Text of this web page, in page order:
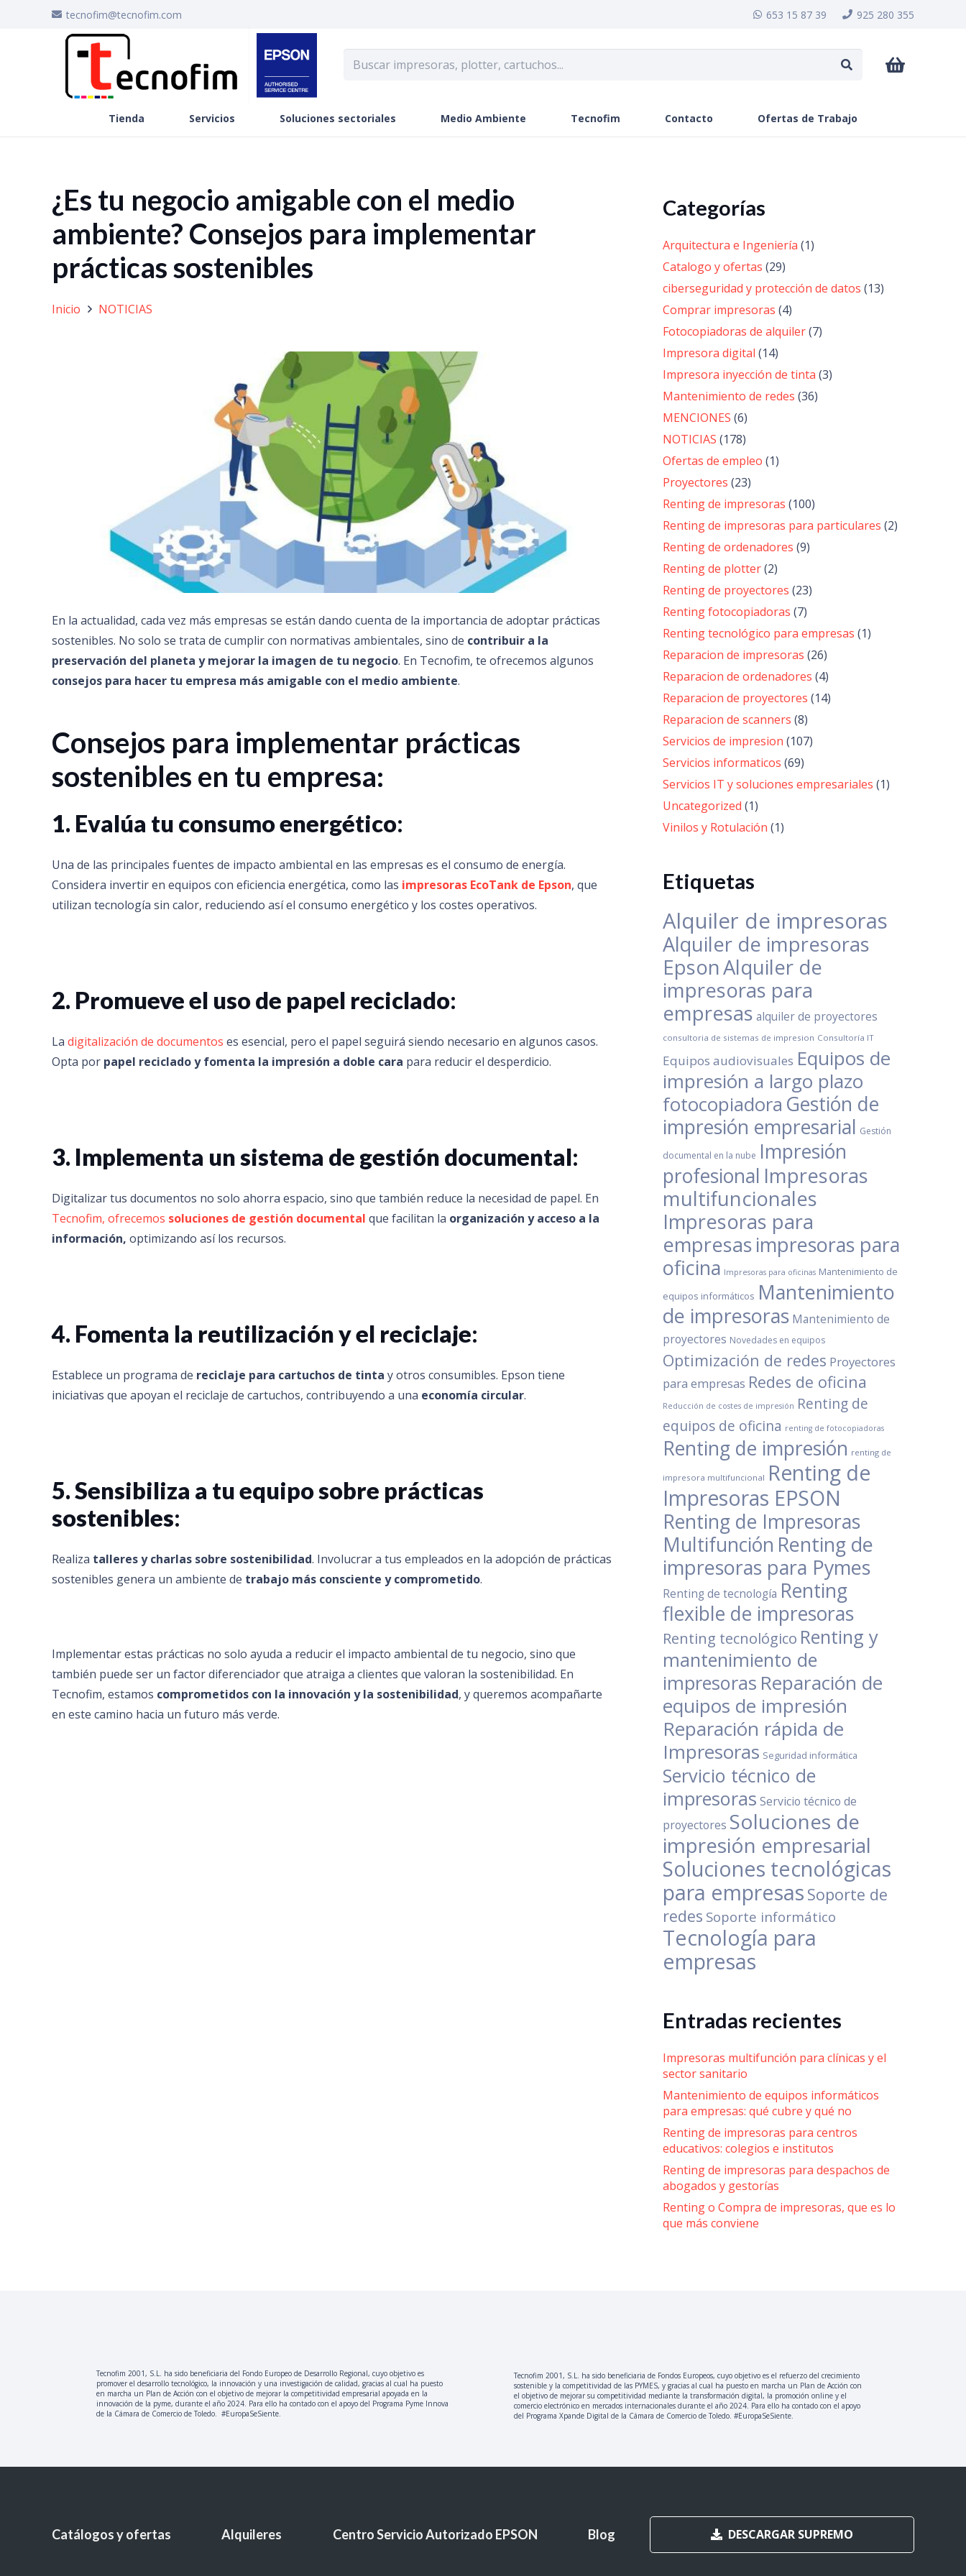
tecnofim@tecnofim.com 653 15 87 39 925 280 355
Tienda Servicios Soluciones sectoriales Medio Ambiente Tecnofim Contacto Ofertas de Trabajo
¿Es tu negocio amigable con el medio
ambiente? Consejos para implementar
prácticas sostenibles
Inicio NOTICIAS
En la actualidad, cada vez más empresas se están dando cuenta de la importancia de adoptar prácticas
sostenibles. No solo se trata de cumplir con normativas ambientales, sino de contribuir a la
preservación del planeta y mejorar la imagen de tu negocio. En Tecnofim, te ofrecemos algunos
consejos para hacer tu empresa más amigable con el medio ambiente.
Consejos para implementar prácticas
sostenibles en tu empresa:
1. Evalúa tu consumo energético:
Una de las principales fuentes de impacto ambiental en las empresas es el consumo de energía.
Considera invertir en equipos con eficiencia energética, como las impresoras EcoTank de Epson, que
utilizan tecnología sin calor, reduciendo así el consumo energético y los costes operativos.
2. Promueve el uso de papel reciclado:
La digitalización de documentos es esencial, pero el papel seguirá siendo necesario en algunos casos.
Opta por papel reciclado y fomenta la impresión a doble cara para reducir el desperdicio.
3. Implementa un sistema de gestión documental:
Digitalizar tus documentos no solo ahorra espacio, sino que también reduce la necesidad de papel. En
Tecnofim, ofrecemos soluciones de gestión documental que facilitan la organización y acceso a la
información, optimizando así los recursos.
4. Fomenta la reutilización y el reciclaje:
Establece un programa de reciclaje para cartuchos de tinta y otros consumibles. Epson tiene
iniciativas que apoyan el reciclaje de cartuchos, contribuyendo a una economía circular.
5. Sensibiliza a tu equipo sobre prácticas
sostenibles:
Realiza talleres y charlas sobre sostenibilidad. Involucrar a tus empleados en la adopción de prácticas
sostenibles genera un ambiente de trabajo más consciente y comprometido.
Implementar estas prácticas no solo ayuda a reducir el impacto ambiental de tu negocio, sino que
también puede ser un factor diferenciador que atraiga a clientes que valoran la sostenibilidad. En
Tecnofim, estamos comprometidos con la innovación y la sostenibilidad, y queremos acompañarte
en este camino hacia un futuro más verde.
Categorías
Arquitectura e Ingeniería (1)
Catalogo y ofertas (29)
ciberseguridad y protección de datos (13)
Comprar impresoras (4)
Fotocopiadoras de alquiler(7)
Impresora digital (14)
Impresora inyección de tinta (3)
Mantenimiento de redes (36)
MENCIONES (6)
NOTICIAS (178)
Ofertas de empleo (1)
Proyectores (23)
Renting de impresoras (100)
Renting de impresoras para particulares (2)
Renting de ordenadores (9)
Renting de plotter(2)
Renting de proyectores (23)
Renting fotocopiadoras (7)
Renting tecnológico para empresas (1)
Reparacion de impresoras (26)
Reparacion de ordenadores (4)
Reparacion de proyectores (14)
Reparacion de scanners (8)
Servicios de impresion (107)
Servicios informaticos (69)
Servicios IT y soluciones empresariales (1)
Uncategorized (1)
Vinilos y Rotulación (1)
Etiquetas
Alquiler de impresoras
Alquiler de impresoras
EpsonAlquiler de
impresoras para
empresas alquiler de proyectores
consultoria de sistemas de impresion Consultoría IT
Equipos audiovisuales Equipos de
impresión a largo plazo
fotocopiadora Gestión de
impresión empresarial Gestión
documental en la nube Impresión
profesional Impresoras
multifuncionales
Impresoras para
empresasimpresoras para
oficina Impresoras para oficinas Mantenimiento de
equipos informáticos Mantenimiento
de impresoras Mantenimiento de
proyectores Novedades en equipos
Optimización de redes Proyectores
para empresas Redes de oficina
Reducción de costes de impresión Renting de
equipos de oficina renting de fotocopiadoras
Renting de impresión renting de
impresora multifuncional Renting de
Impresoras EPSON
Renting de Impresoras
Multifunción Renting de
impresoras para Pymes
Renting de tecnología Renting
flexible de impresoras
Renting tecnológico Renting y
mantenimiento de
impresoras Reparación de
equipos de impresión
Reparación rápida de
Impresoras Seguridad informática
Servicio técnico de
impresoras Servicio técnico de
proyectores Soluciones de
impresión empresarial
Soluciones tecnológicas
para empresas Soporte de
redes Soporte informático
Tecnología para
empresas
Entradas recientes
Impresoras multifunción para clínicas y el
sector sanitario
Mantenimiento de equipos informáticos
para empresas: qué cubre y qué no
Renting de impresoras para centros
educativos: colegios e institutos
Renting de impresoras para despachos de
abogados y gestorías
Renting o Compra de impresoras, que es lo
que más conviene
Tecnofim 2001, S.L. ha sido beneficiaria del Fondo Europeo de Desarrollo Regional, cuyo objetivo es
promover el desarrollo tecnológico, la innovación y una investigación de calidad, gracias al cual ha puesto
en marcha un Plan de Acción con el objetivo de mejorar la competitividad empresarial apoyada en la
innovación de la pyme, durante el año 2024. Para ello ha contado con el apoyo del Programa Pyme Innova
de la Cámara de Comercio de Toledo. #EuropaSeSiente.
Tecnofim 2001, S.L. ha sido beneficiaria de Fondos Europeos, cuyo objetivo es el refuerzo del crecimiento
sostenible y la competitividad de las PYMES, y gracias al cual ha puesto en marcha un Plan de Acción con
el objetivo de mejorar su competitividad mediante la transformación digital, la promoción online y el
comercio electrónico en mercados internacionales durante el año 2024. Para ello ha contado con el apoyo
del Programa Xpande Digital de la Cámara de Comercio de Toledo. #EuropaSeSiente.
Catálogos y ofertas Alquileres Centro Servicio Autorizado EPSON Blog DESCARGAR SUPREMO